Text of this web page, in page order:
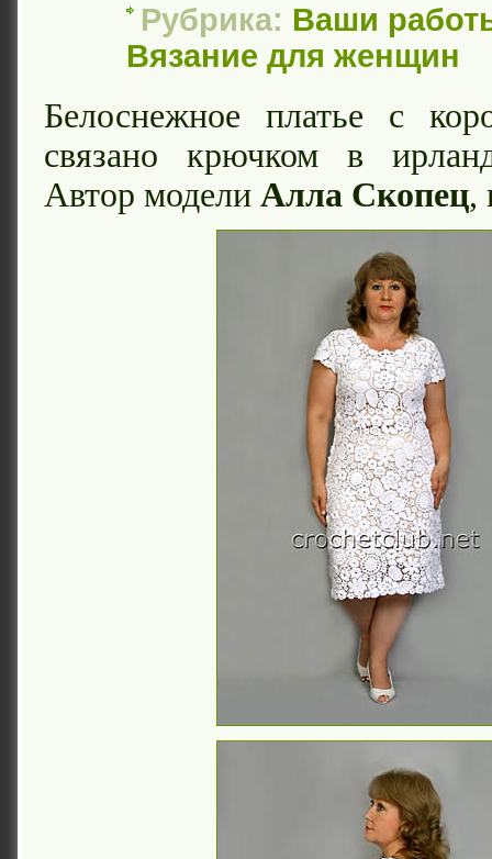
Рубрика: Ваши
Вязание для женщин
Белоснежное платье с
связано крючком в
Автор модели Алла Скопец,